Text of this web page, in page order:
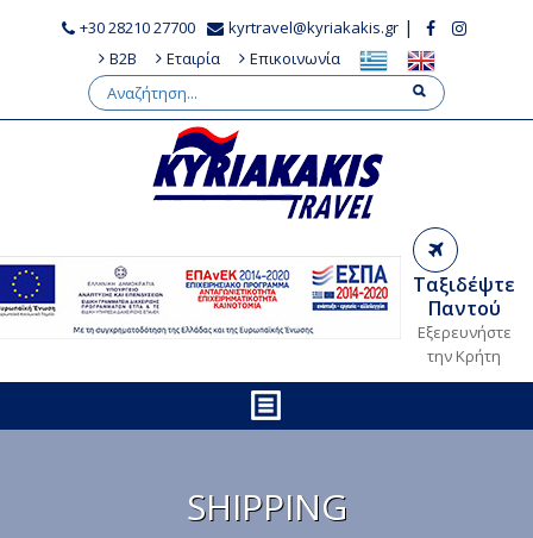
+30 28210 27700 kyrtravel@kyriakakis.gr |
B2B Εταιρία Επικοινωνία
Ταξιδέψτε
Παντού
Εξερευνήστε
την Κρήτη
SHIPPING